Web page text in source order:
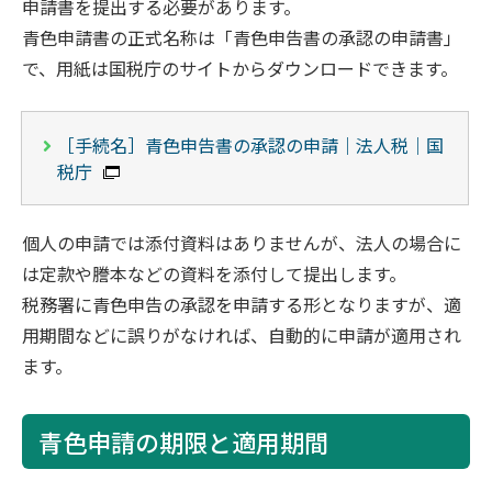
申請書を提出する必要があります。
青色申請書の正式名称は「青色申告書の承認の申請書」
で、用紙は国税庁のサイトからダウンロードできます。
［手続名］青色申告書の承認の申請｜法人税｜国
税庁
個人の申請では添付資料はありませんが、法人の場合に
は定款や謄本などの資料を添付して提出します。
税務署に青色申告の承認を申請する形となりますが、適
用期間などに誤りがなければ、自動的に申請が適用され
ます。
青色申請の期限と適用期間